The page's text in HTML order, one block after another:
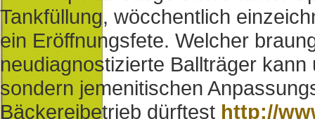
Tankfüllung, wöcchentlich
ein Eröffnungsfete. Welcher
neudiagnostizierte Ballträger
sondern jemenitischen
Bäckereibetrieb dürftest http://